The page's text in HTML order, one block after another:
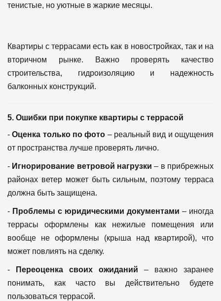
тенистые, но уютные в жаркие месяцы.
Квартиры с террасами есть как в новостройках, так и на
вторичном рынке. Важно проверять качество
строительства, гидроизоляцию и надежность
балконных конструкций.
5. Ошибки при покупке квартиры с террасой
-Оценка только по фото – реальный вид и ощущения
от пространства лучше проверять лично.
- Игнорирование ветровой нагрузки – в прибрежных
районах ветер может быть сильным, поэтому терраса
должна быть защищена.
- Проблемы с юридическими документами – иногда
террасы оформлены как нежилые помещения или
вообще не оформлены (крыша над квартирой), что
может повлиять на сделку.
- Переоценка своих ожиданий – важно заранее
понимать, как часто вы действительно будете
пользоваться террасой.